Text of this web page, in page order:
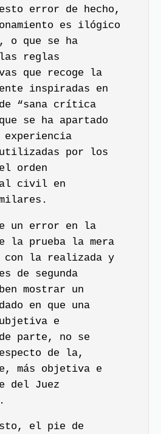
error de hecho,
es ilógico
que se ha
reglas
que recoge la
inspiradas en
“sana crítica
se ha apartado
experiencia
utilizadas por los
orden
civil en
un error en la
la prueba la mera
con la realizada y
de segunda
mostrar un
en que una
e
parte, no se
de la,
más objetiva e
del Juez
el pie de